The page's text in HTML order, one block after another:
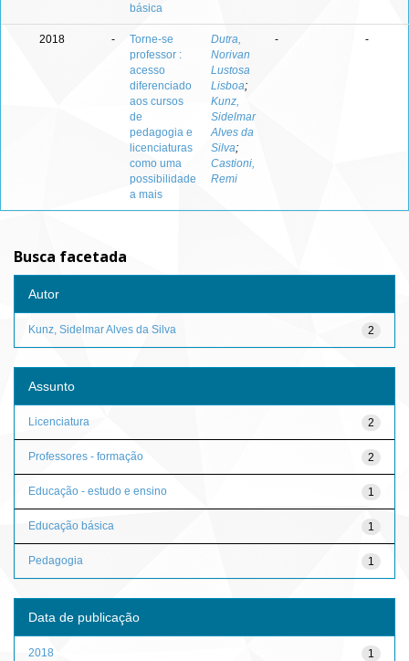
básica
2018 -
Torne-se
professor :
acesso
diferenciado
aos cursos
de
pedagogia e
licenciaturas
como uma
possibilidade
a mais
Dutra,
Norivan
Lustosa
Lisboa;
Kunz,
Sidelmar
Alves da
Silva;
Castioni,
Remi
- -
Busca facetada
Autor
2
Kunz, Sidelmar Alves da Silva
Assunto
2
Licenciatura
2
Professores - formação
1
Educação - estudo e ensino
1
Educação básica
1
Pedagogia
Data de publicação
1
2018